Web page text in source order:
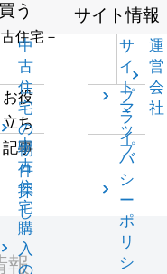
買う
住宅－
中
古
住
宅
の
物
件
探
し
お役
立ち
記事
中
古
住
宅
購
入
の
サイト情報
サ
イ
ト
マ
ッ
プ
運
営
会
社
プ
ラ
イ
バ
シ
ー
ポ
リ
シ
報